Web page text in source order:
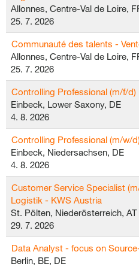
Allonnes, Centre-Val de Loire,
25. 7. 2026
Communauté des talents -
Allonnes, Centre-Val de Loire,
25. 7. 2026
Controlling Professional (m/f/d)
Einbeck, Lower Saxony, DE
4. 8. 2026
Controlling Professional (m/w/
Einbeck, Niedersachsen, DE
4. 8. 2026
Customer Service Specialist
Logistik - KWS Austria
St. Pölten, Niederösterreich, AT
29. 7. 2026
Data Analyst - focus on
Berlin, BE, DE